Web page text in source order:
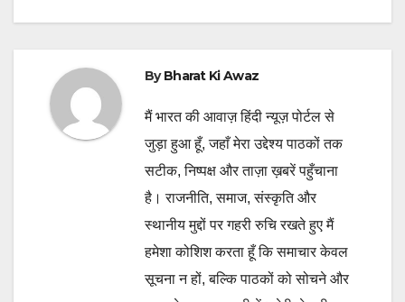
ByBharat Ki Awaz
मैं भारत की आवाज़ हिंदी न्यूज़ पोर्टल से
जुड़ा हुआ हूँ, जहाँ मेरा उद्देश्य पाठकों तक
सटीक, निष्पक्ष और ताज़ा ख़बरें पहुँचाना
है। राजनीति, समाज, संस्कृति और
स्थानीय मुद्दों पर गहरी रुचि रखते हुए मैं
हमेशा कोशिश करता हूँ कि समाचार केवल
सूचना न हों, बल्कि पाठकों को सोचने और